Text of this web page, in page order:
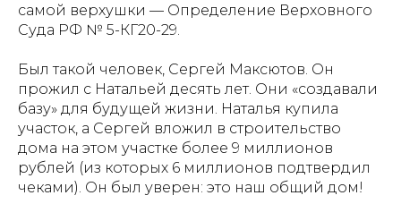
самой верхушки — Определение Верховного
Суда РФ № 5-КГ20-29.
Был такой человек, Сергей Максютов. Он
прожил с Натальей десять лет. Они «создавали
базу» для будущей жизни. Наталья купила
участок, а Сергей вложил в строительство
дома на этом участке более 9 миллионов
рублей (из которых 6 миллионов подтвердил
чеками). Он был уверен: это наш общий дом!